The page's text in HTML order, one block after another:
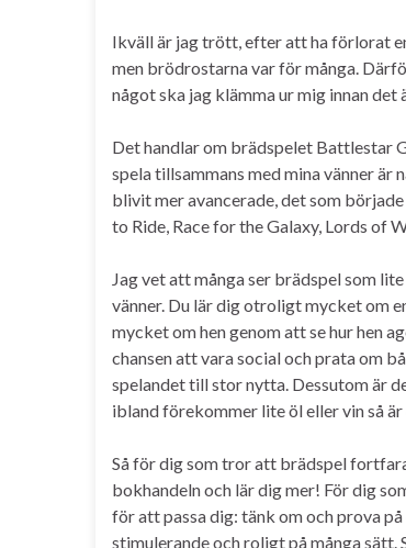
Ikväll är jag trött, efter att ha förlorat
men brödrostarna var för många.
något ska jag klämma ur mig innan det
Det handlar om brädspelet Battlestar
spela tillsammans med mina vänner
blivit mer avancerade, det som
to Ride, Race for the Galaxy, Lords of
Jag vet att många ser brädspel som
vänner. Du lär dig otroligt mycket om
mycket om hen genom att se hur hen
chansen att vara social och prata om
spelandet till stor nytta. Dessutom är
ibland förekommer lite öl eller vin så
Så för dig som tror att brädspel
bokhandeln och lär dig mer! För dig
för att passa dig: tänk om och prova
stimulerande och roligt på många